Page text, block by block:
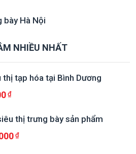
bày Hà Nội
NHIỀU NHẤT
thị tạp hóa tại Bình Dương
thị trưng bày sản phẩm